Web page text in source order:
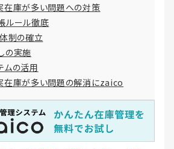
在庫が多い問題への対策
ルール徹底
制の確立
の実施
ムの活用
在庫が多い問題の解消にzaico